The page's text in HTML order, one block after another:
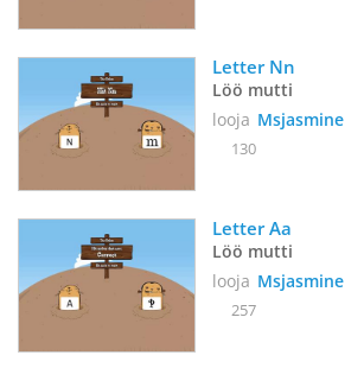
Letter Nn
Löö mutti
looja Msjasmine
130
Letter Aa
Löö mutti
looja Msjasmine
257